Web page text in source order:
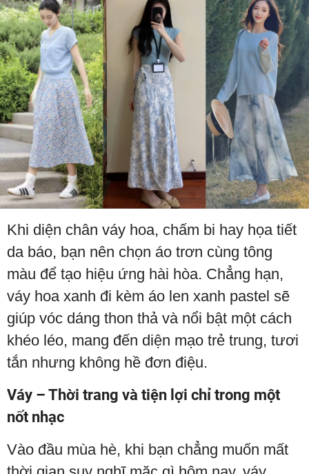
Khi diện chân váy hoa, chấm bi hay họa tiết
da báo, bạn nên chọn áo trơn cùng tông
màu để tạo hiệu ứng hài hòa. Chẳng hạn,
váy hoa xanh đi kèm áo len xanh pastel sẽ
giúp vóc dáng thon thả và nổi bật một cách
khéo léo, mang đến diện mạo trẻ trung, tươi
tắn nhưng không hề đơn điệu.
Váy – Thời trang và tiện lợi chỉ trong một
nốt nhạc
Vào đầu mùa hè, khi bạn chẳng muốn mất